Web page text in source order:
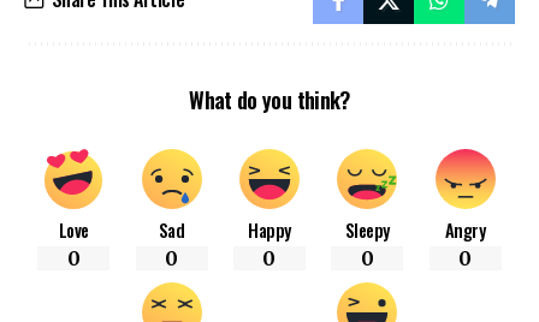
What do you think?
Love
0
Sad
0
Happy
0
Sleepy
0
Angry
0